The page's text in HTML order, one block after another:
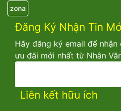
zona
Đăng Ký Nhận Tin
Hãy đăng ký email để
ưu đãi mới nhất từ Nhân
Liên kết hữu ích